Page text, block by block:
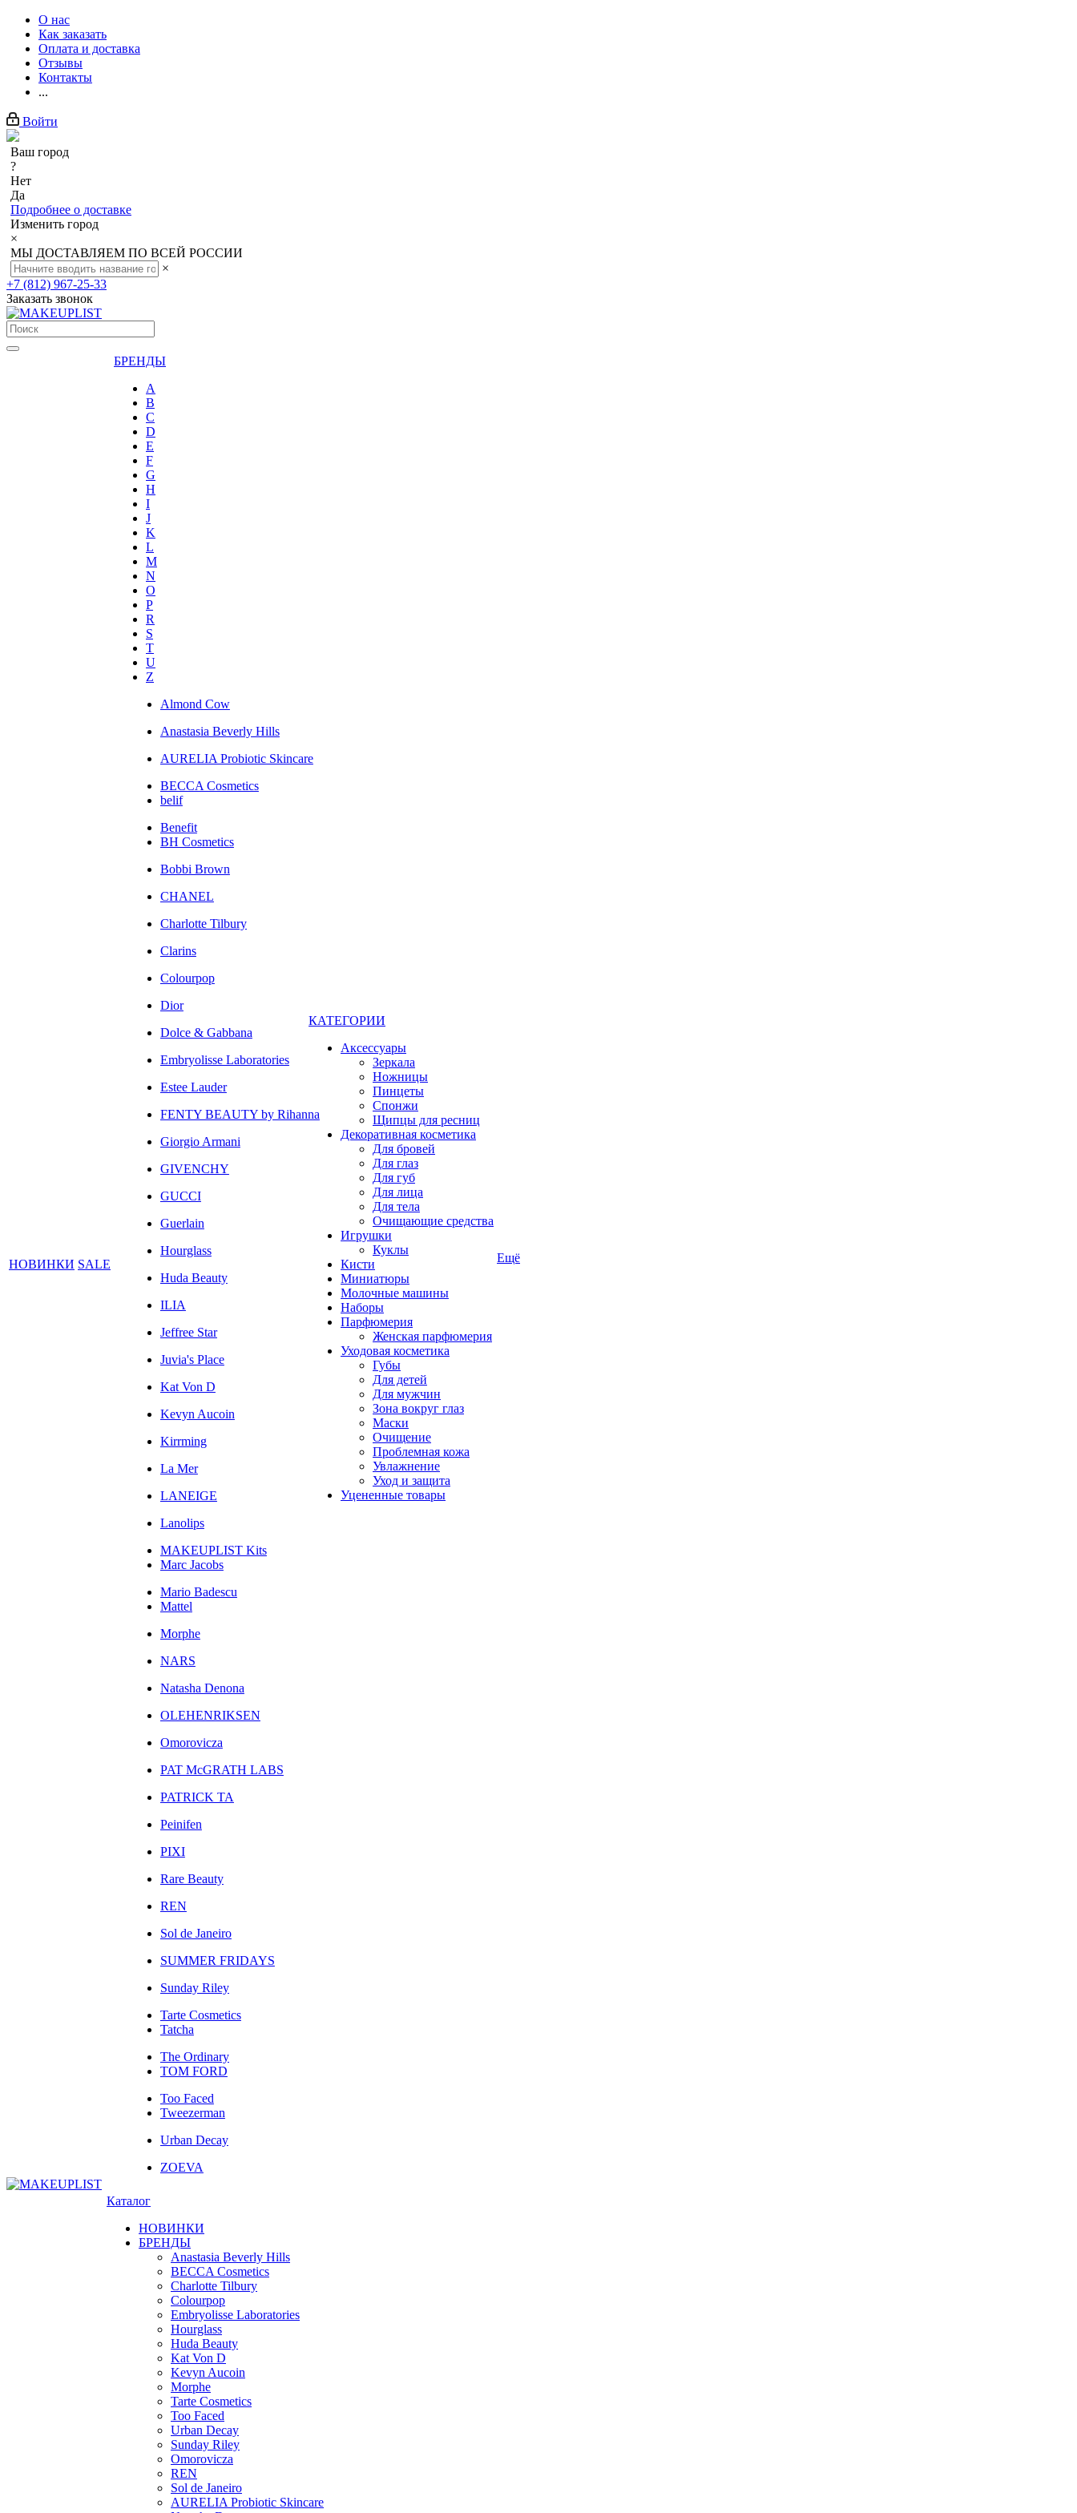
О нас
Как заказать
Оплата и доставка
Отзывы
Контакты
...
Войти
Ваш город
?
Нет
Да
Подробнее о доставке
Изменить город
×
МЫ ДОСТАВЛЯЕМ ПО ВСЕЙ РОССИИ
×
+7 (812) 967-25-33
Заказать звонок
НОВИНКИ SALE
БРЕНДЫ
A
B
C
D
E
F
G
H
I
J
K
L
M
N
O
P
R
S
T
U
Z
Almond Cow
Anastasia Beverly Hills
AURELIA Probiotic Skincare
BECCA Cosmetics
belif
Benefit
BH Cosmetics
Bobbi Brown
CHANEL
Charlotte Tilbury
Clarins
Colourpop
Dior
Dolce & Gabbana
Embryolisse Laboratories
Estee Lauder
FENTY BEAUTY by Rihanna
Giorgio Armani
GIVENCHY
GUCCI
Guerlain
Hourglass
Huda Beauty
ILIA
Jeffree Star
Juvia's Place
Kat Von D
Kevyn Aucoin
Kirrming
La Mer
LANEIGE
Lanolips
MAKEUPLIST Kits
Marc Jacobs
Mario Badescu
Mattel
Morphe
NARS
Natasha Denona
OLEHENRIKSEN
Omorovicza
PAT McGRATH LABS
PATRICK TA
Peinifen
PIXI
Rare Beauty
REN
Sol de Janeiro
SUMMER FRIDAYS
Sunday Riley
Tarte Cosmetics
Tatcha
The Ordinary
TOM FORD
Too Faced
Tweezerman
Urban Decay
ZOEVA
КАТЕГОРИИ
Аксессуары
Зеркала
Ножницы
Пинцеты
Спонжи
Щипцы для ресниц
Декоративная косметика
Для бровей
Для глаз
Для губ
Для лица
Для тела
Очищающие средства
Игрушки
Куклы
Кисти
Миниатюры
Молочные машины
Наборы
Парфюмерия
Женская парфюмерия
Уходовая косметика
Губы
Для детей
Для мужчин
Зона вокруг глаз
Маски
Очищение
Проблемная кожа
Увлажнение
Уход и защита
Уцененные товары
Ещё
Каталог
НОВИНКИ
БРЕНДЫ
Anastasia Beverly Hills
BECCA Cosmetics
Charlotte Tilbury
Colourpop
Embryolisse Laboratories
Hourglass
Huda Beauty
Kat Von D
Kevyn Aucoin
Morphe
Tarte Cosmetics
Too Faced
Urban Decay
Sunday Riley
Omorovicza
REN
Sol de Janeiro
AURELIA Probiotic Skincare